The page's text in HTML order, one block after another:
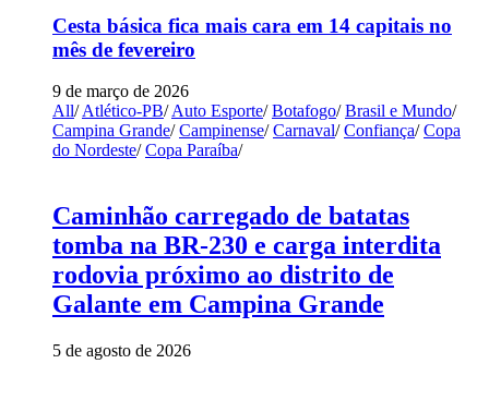
Cesta básica fica mais cara em 14 capitais no
mês de fevereiro
9 de março de 2026
All/ Atlético-PB/ Auto Esporte/ Botafogo/ Brasil e Mundo/
Campina Grande/ Campinense/ Carnaval/ Confiança/ Copa
do Nordeste/ Copa Paraíba/
Caminhão carregado de batatas
tomba na BR-230 e carga interdita
rodovia próximo ao distrito de
Galante em Campina Grande
5 de agosto de 2026